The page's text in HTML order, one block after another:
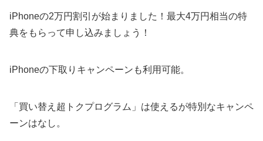
iPhoneの2万円割引が始まりました！最大4万円相当の特
典をもらって申し込みましょう！
iPhoneの下取りキャンペーンも利用可能。
「買い替え超トクプログラム」は使えるが特別なキャンペ
ーンはなし。